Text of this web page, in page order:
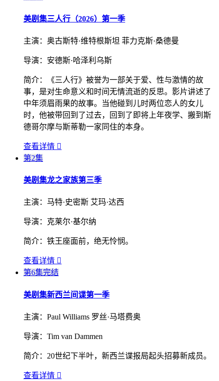
美剧集三人行（2026）第一季
主演： 奥古斯特·维特根斯坦 菲力克斯·桑德曼
导演： 安德斯·哈泽利乌斯
简介：
《三人行》被誉为一部关于爱、性与激情的故
事，是对生命意义和时间无情流逝的反思。影片讲述了
中年须眉雨果的故事。当他碰到儿时两位恋人的女儿
时，他被带回到了过去，回到了即将上年夜学、搬到斯
德哥尔摩与斯蒂勒一家同住的本身。
查看详情 
第2集
美剧集龙之家族第三季
主演： 马特·史密斯 艾玛·达西
导演： 克莱尔·基尔纳
简介： 铁王座面前，绝无怜悯。
查看详情 
第6集完结
美剧集新西兰间谍第一季
主演： Paul Williams 罗丝·马塔费奥
导演： Tim van Dammen
简介： 20世纪下半叶，新西兰谍报局起头招募新成员。
查看详情 